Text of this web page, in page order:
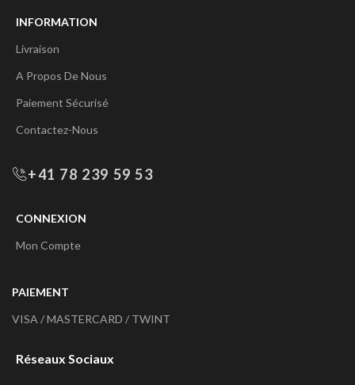
INFORMATION
Livraison
A Propos De Nous
Paiement Sécurisé
Contactez-Nous
+41 78 239 59 53
CONNEXION
Mon Compte
PAIEMENT
VISA / MASTERCARD / TWINT
Réseaux Sociaux